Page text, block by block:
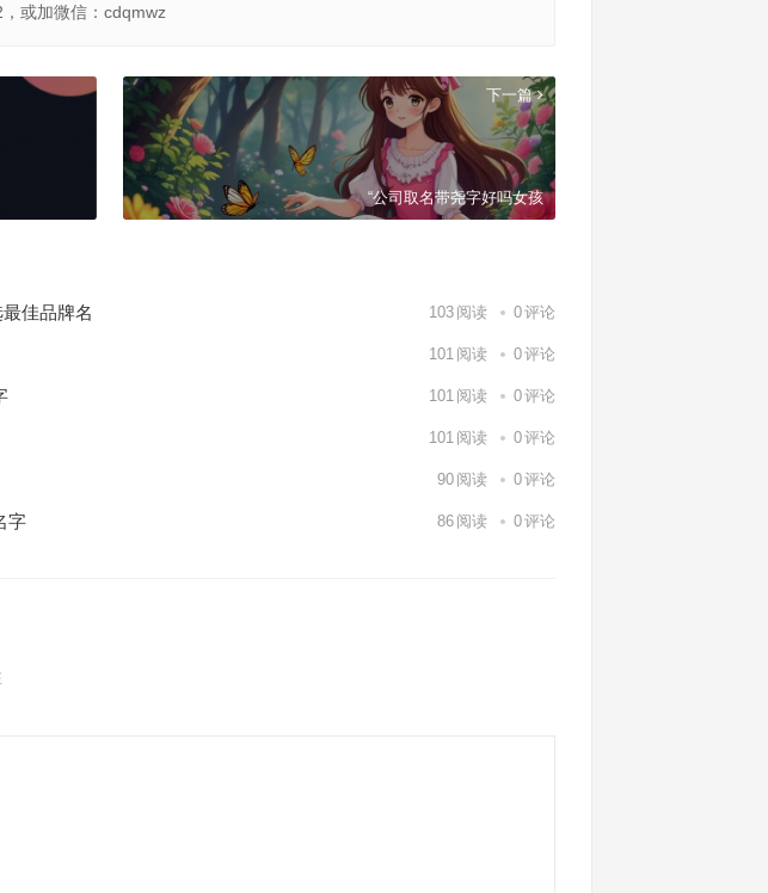
或加微信：cdqmwz
下一篇
“公司取名带尧字好吗女孩
佳品牌名 103 阅读 0评论
101 阅读 0评论
101 阅读 0评论
101 阅读 0评论
90 阅读 0评论
字 86 阅读 0评论